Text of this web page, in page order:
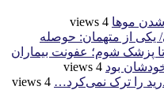
موها 4 views
یکی از متهمان: حوصله
تا پزشک شوم؛ عفونت بیماران
بود 4 views
را ترک نمی‌کرد… 4 views